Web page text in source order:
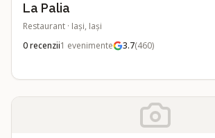
La Palia
Restaurant · Iași, Iași
0recenzii1 evenimente 3.7(460)